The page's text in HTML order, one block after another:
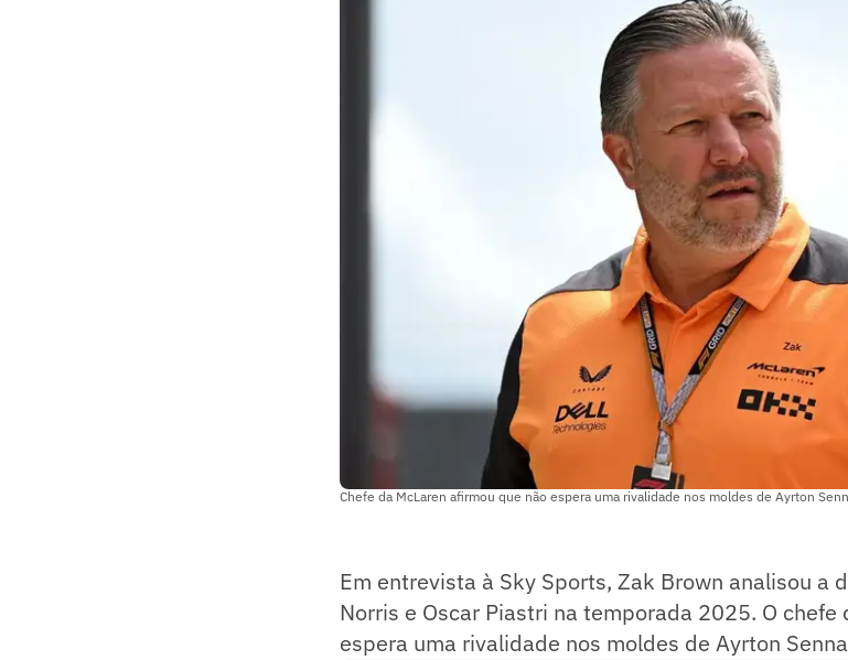
Chefe da McLaren afirmou que não espera uma rivalidade nos moldes de Ayrton
Em entrevista à Sky Sports, Zak Brown analisou a
Norris e Oscar Piastri na temporada 2025. O chefe
espera uma rivalidade nos moldes de Ayrton